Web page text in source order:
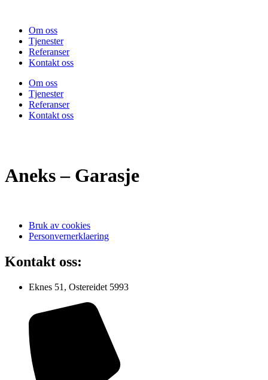
contentOm oss
Tjenester
Referanser
Kontakt oss
Om oss
Tjenester
Referanser
Kontakt oss
Aneks – Garasje
Bruk av cookies
Personvernerklaering
Kontakt oss:
Eknes 51, Ostereidet 5993